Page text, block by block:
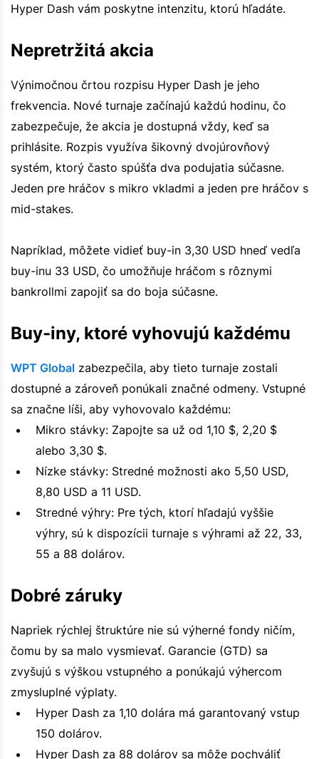
Hyper Dash vám poskytne intenzitu, ktorú hľadáte.
Nepretržitá akcia
Výnimočnou črtou rozpisu Hyper Dash je jeho
frekvencia. Nové turnaje začínajú každú hodinu, čo
zabezpečuje, že akcia je dostupná vždy, keď sa
prihlásite. Rozpis využíva šikovný dvojúrovňový
systém, ktorý často spúšťa dva podujatia súčasne.
Jeden pre hráčov s mikro vkladmi a jeden pre hráčov s
mid-stakes.
Napríklad, môžete vidieť buy-in 3,30 USD hneď vedľa
buy-inu 33 USD, čo umožňuje hráčom s rôznymi
bankrollmi zapojiť sa do boja súčasne.
Buy-iny, ktoré vyhovujú každému
WPT Global zabezpečila, aby tieto turnaje zostali
dostupné a zároveň ponúkali značné odmeny. Vstupné
sa značne líši, aby vyhovovalo každému:
Mikro stávky: Zapojte sa už od 1,10 $, 2,20 $
alebo 3,30 $.
Nízke stávky: Stredné možnosti ako 5,50 USD,
8,80 USD a 11 USD.
Stredné výhry: Pre tých, ktorí hľadajú vyššie
výhry, sú k dispozícii turnaje s výhrami až 22, 33,
55 a 88 dolárov.
Dobré záruky
Napriek rýchlej štruktúre nie sú výherné fondy ničím,
čomu by sa malo vysmievať. Garancie (GTD) sa
zvyšujú s výškou vstupného a ponúkajú výhercom
zmysluplné výplaty.
Hyper Dash za 1,10 dolára má garantovaný vstup
150 dolárov.
Hyper Dash za 88 dolárov sa môže pochváliť